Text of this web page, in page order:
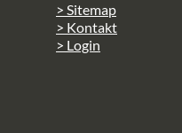
> Sitemap
> Kontakt
> Login